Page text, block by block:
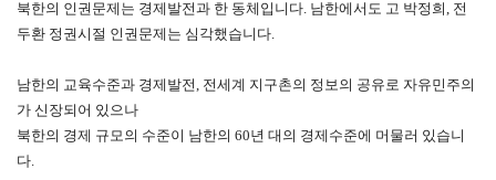
북한의 인권문제는 경제발전과 한 동체입니다. 남한에서도 고 박정희, 전
두환 정권시절 인권문제는 심각했습니다.
남한의 교육수준과 경제발전, 전세계 지구촌의 정보의 공유로 자유민주의
가 신장되어 있으나
북한의 경제 규모의 수준이 남한의 60년 대의 경제수준에 머물러 있습니
다.